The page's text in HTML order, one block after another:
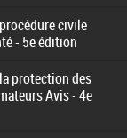
civile
- 5e édition
protection des
Avis - 4e